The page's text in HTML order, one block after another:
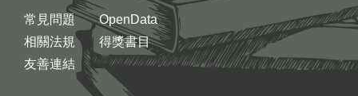
常見問題
相關法規
友善連結
OpenData
得獎書目